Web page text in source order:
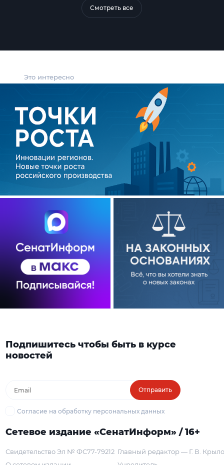
Это интересно
Смотреть все
Подпишитесь чтобы быть в курсе
новостей
Отправить
Согласие на обработку персональных данных
Сетевое издание «СенатИнформ» / 16+
Свидетельство Эл № ФС77-79212 Главный редактор — Г. В.